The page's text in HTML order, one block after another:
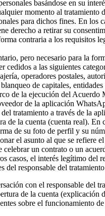
basándose en su
momento al
para dichos fines. En los
derecho a retirar su
contraria a los requisitos
pero necesario para la
cedidos a las siguientes
operadores postales,
de capitales,
de la ejecución del
de la aplicación
tratamiento a través de la
de la cuenta (cuenta real).
de su foto de perfil y su
el asunto al que se refiere
celebrar un contrato o un
casos, el interés legítimo del
del responsable del
con el responsable del
de la cuenta
sobre el funcionamiento